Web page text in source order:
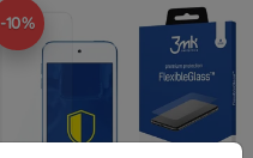
-10%